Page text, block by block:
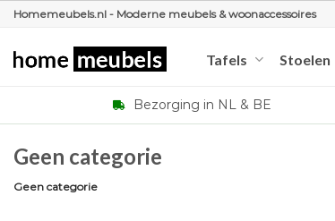
Ga
inhoud
Homemeubels.nl - Moderne meubels & woonaccessoires
Tafels Stoelen
Bezorging in NL & BE
Geen categorie
Geen categorie